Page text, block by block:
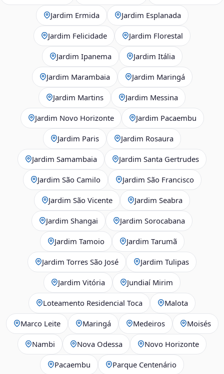
Jardim Ermida Jardim Esplanada
Jardim Felicidade Jardim Florestal
Jardim Ipanema Jardim Itália
Jardim Marambaia Jardim Maringá
Jardim Martins Jardim Messina
Jardim Novo Horizonte Jardim Pacaembu
Jardim Paris Jardim Rosaura
Jardim Samambaia Jardim Santa Gertrudes
Jardim São Camilo Jardim São Francisco
Jardim São Vicente Jardim Seabra
Jardim Shangai Jardim Sorocabana
Jardim Tamoio Jardim Tarumã
Jardim Torres São José Jardim Tulipas
Jardim Vitória Jundiaí Mirim
Loteamento Residencial Toca Malota
Marco Leite Maringá Medeiros Moisés
Nambi Nova Odessa Novo Horizonte
Pacaembu Parque Centenário